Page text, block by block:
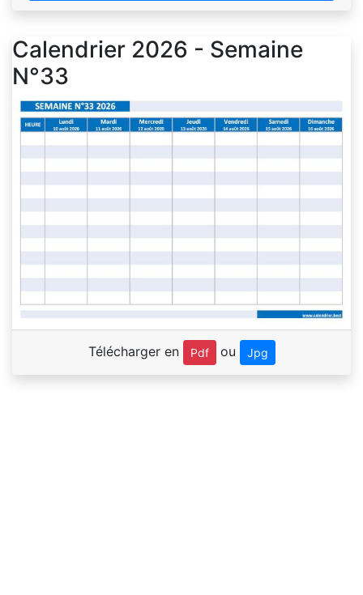
Calendrier 2026 - Semaine
N°33
Télécharger en Pdf ou Jpg